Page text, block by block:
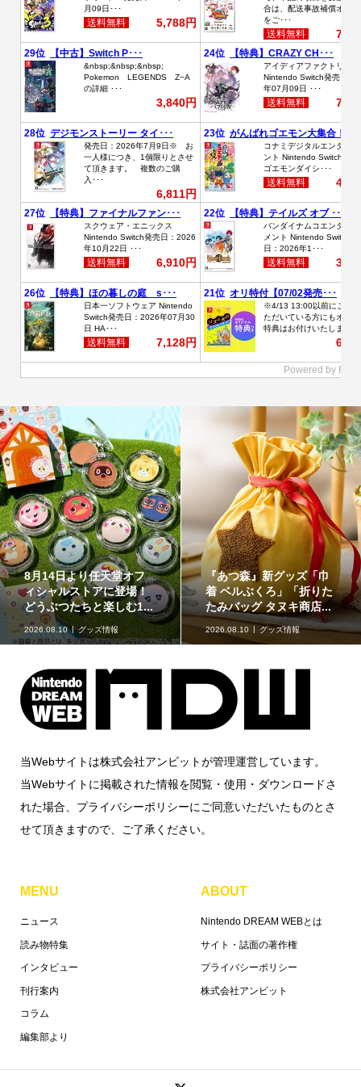
イラストが特徴的な『ス
ーパーマリオブラザー
ズ』のフロート【kikai...
2026.08.09
kikaiのマリオグッズ
ミュージアム
原作再現がスゴい「ギャ
ラクシーコート」の細部
に注目！元ネタも合わ...
2026.08.09 企画記事
当Webサイトは株式会社アンビットが管理運営しています。
当Webサイトに掲載された情報を閲覧・使用・ダウンロードさ
れた場合、プライバシーポリシーにご同意いただいたものとさ
せて頂きますので、ご了承ください。
MENU
ニュース
読み物特集
インタビュー
刊行案内
コラム
編集部より
ABOUT
Nintendo DREAM WEBとは
サイト・誌面の著作権
プライバシーポリシー
株式会社アンビット